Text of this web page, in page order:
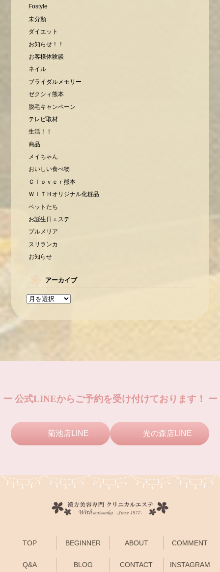
Fostyle
未分類
ダイエット
お知らせ！！
お客様体験談
ネイル
ブライダルメモリー
ゼクシィ熊本
脱毛キャンペーン
テレビ取材
生活！！
商品
メイちゃん
おいしい食べ物
Ｃｌｏｖｅｒ熊本
ＷＩＴＨオリジナル化粧品
ペットたち
お誕生日エステ
プルメリア
スリランカ
お知らせ
アーカイブ
ー 公式LINEからご予約を受け付けております！ ー
菊池店LINE 光の森店LINE
TOP BEGINNER ABOUT COMMENT
Q&A BLOG CONTACT INSTAGRAM